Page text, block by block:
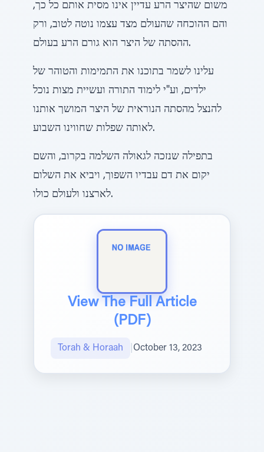
משום שהיצר הרע עדיין אינו מסית אותם כל כך,
והם ההוכחה שהעולם מצד עצמו נוטה לטוב, ורק
ההסתה של היצר הוא גורם הרע בעולם.
עלינו לשמר בתוכנו את התמימות והטוהר של
ילדים, וע"י לימוד התורה ועשיית מצות נוכל
להנצל מהסתה הנוראית של היצר המושך אותנו
לאותה שפלות שחווינו השבוע.
בתפילה שנזכה לגאולה השלמה בקרוב, והשם
יקום את דם עבדיו השפוך, ויביא את השלום
לארצנו ולעולם כולו.
View The Full Article
(PDF)
Torah & Horaah October 13, 2023